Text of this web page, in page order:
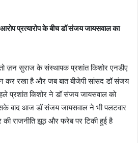
आरोप प्रत्यारोप के बीच डॉ संजय जायसवाल का
तो ज़न सुराज के संस्थापक प्रशांत किशोर एनडीए
कर रखा है और जब बात बीजेपी सांसद डॉ संजय
प्रशांत किशोर ने डॉ संजय जायसवाल को
बाद आज डॉ संजय जायसवाल ने भी पलटवार
की राजनीति झूठ और फरेब पर टिकी हुई है